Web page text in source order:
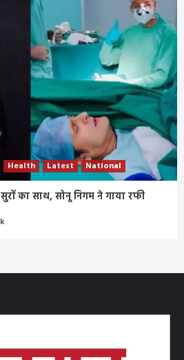
Health Latest National
सुरों का साथ, सोनू निगम ने गाया रफी